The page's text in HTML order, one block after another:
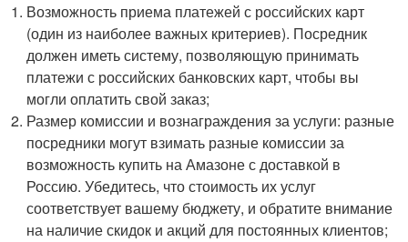
Возможность приема платежей с российских карт
(один из наиболее важных критериев). Посредник
должен иметь систему, позволяющую принимать
платежи с российских банковских карт, чтобы вы
могли оплатить свой заказ;
Размер комиссии и вознаграждения за услуги: разные
посредники могут взимать разные комиссии за
возможность купить на Амазоне с доставкой в
Россию. Убедитесь, что стоимость их услуг
соответствует вашему бюджету, и обратите внимание
на наличие скидок и акций для постоянных клиентов;